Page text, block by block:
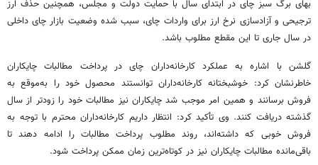
بهای برگ سبز چای در ابتدای سال با حمایت دولت و مجلس، همچنین حذف ارز
ترجیحی و آزادسازی نرخ ارز برای واردات چای، سبب شده وضعیت بازار چای داخلی
در سال جاری تا این مقطع مطلوب باشد.
گلشن با اشاره به عملکرد کارخانه‌داران چای در پرداخت مطالبات چایکاران
خاطرنشان کرد: خوشبختانه کارخانه‌داران توانستند محصول خود را به‌موقع به
فروش برسانند و همین امر موجب شد چایکاران نیز مطالبات خود را زودتر از سال
گذشته دریافت کنند. وی تأکید کرد: انتظار داریم کارخانه‌داران محترم با توجه به
فروش خوبی که داشته‌اند، روند مطلوب پرداخت مطالبات را ادامه دهند تا
باقی‌مانده مطالبات چایکاران نیز در کوتاه‌ترین زمان ممکن پرداخت شود.